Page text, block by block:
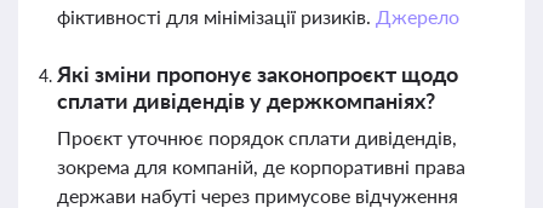
фіктивності для мінімізації ризиків. Джерело
Які зміни пропонує законопроєкт щодо
сплати дивідендів у держкомпаніях?
Проєкт уточнює порядок сплати дивідендів,
зокрема для компаній, де корпоративні права
держави набуті через примусове відчуження